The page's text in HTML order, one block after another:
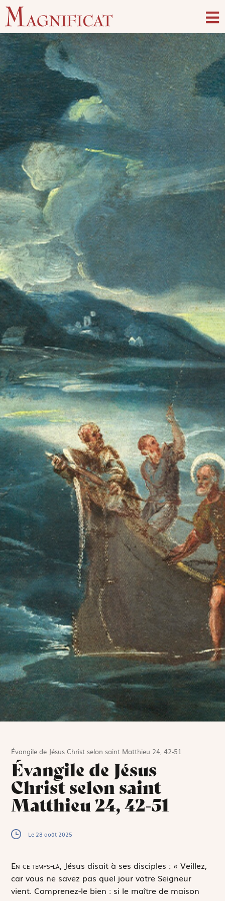
Évangile de Jésus Christ selon saint Matthieu 24, 42-51
Évangile de Jésus
Christ selon saint
Matthieu 24, 42-51
Le 28 août 2025
En ce temps-là, Jésus disait à ses disciples : « Veillez,
car vous ne savez pas quel jour votre Seigneur
vient. Comprenez-le bien : si le maître de maison